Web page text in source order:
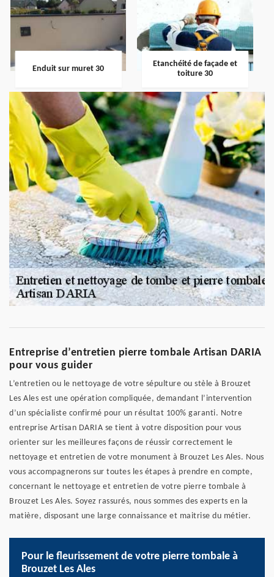
Enduit sur muret 30
Etanchéité de façade et
toiture 30
Entreprise d’entretien pierre tombale Artisan DARIA
pour vous guider
L’entretien ou le nettoyage de votre sépulture ou stèle à Brouzet
Les Ales est une opération compliquée, demandant l’intervention
d’un spécialiste confirmé pour un résultat 100% garanti. Notre
entreprise Artisan DARIA se tient à votre disposition pour vous
orienter sur les meilleures façons de réussir correctement le
nettoyage et entretien de votre monument à Brouzet Les Ales. Nous
vous accompagnerons sur toutes les étapes à prendre en compte,
concernant le nettoyage et entretien de votre pierre tombale à
Brouzet Les Ales. Soyez rassurés, nous sommes des experts en la
matière, disposant une large connaissance et maitrise du métier.
Pour le fleurissement de votre pierre tombale à
Brouzet Les Ales